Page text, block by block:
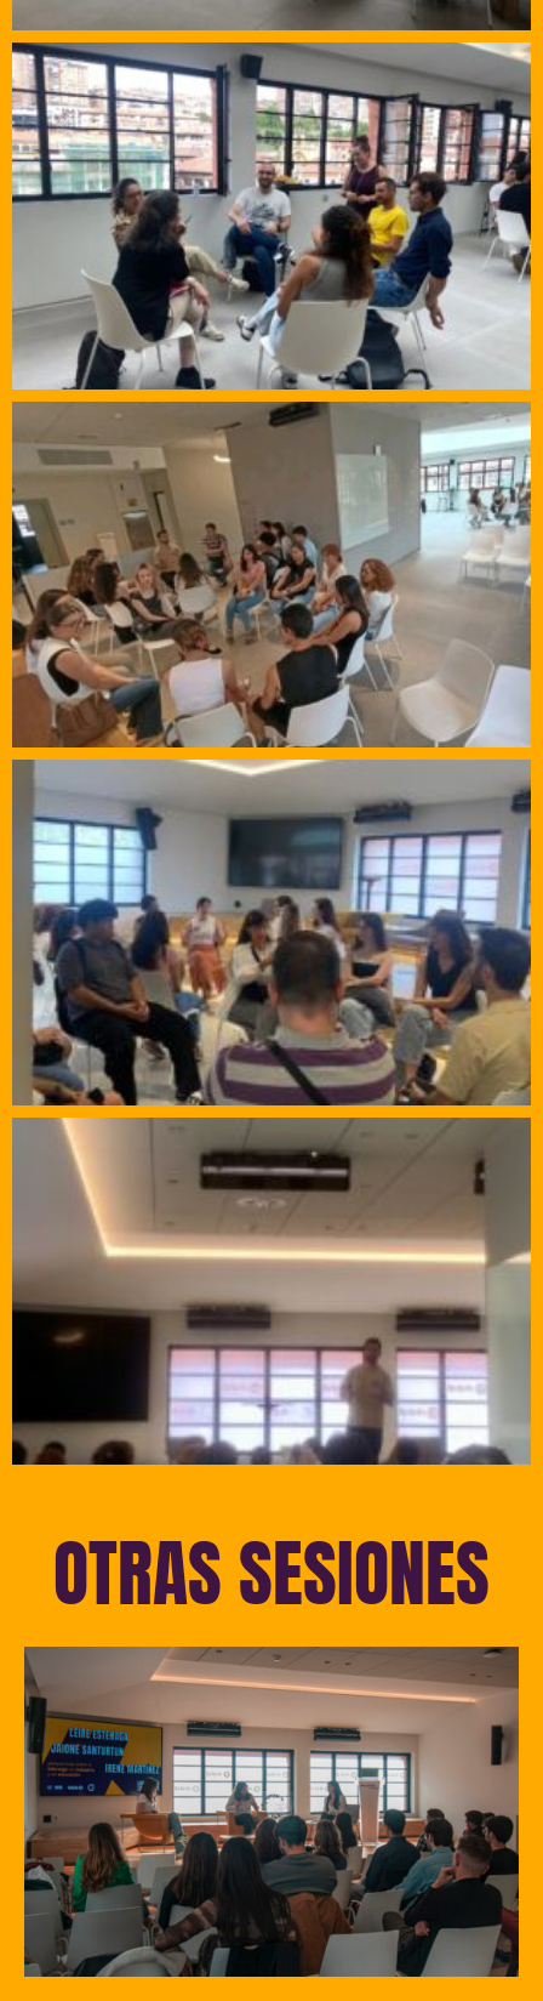
OTRAS SESIONES